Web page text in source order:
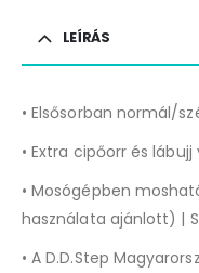
LEÍRÁS
• Elsősorban normál/
• Extra cipőorr és
• Mosógépben
használata ajánlott) |
• A D.D.Step